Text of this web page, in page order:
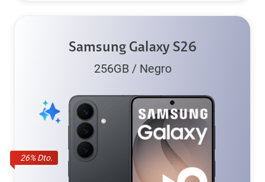
26% Dto.
Samsung Galaxy S26
256GB/ Negro